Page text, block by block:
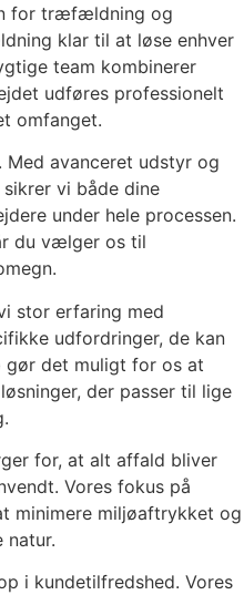
for træfældning og
klar til at løse enhver
team kombinerer
udføres professionelt
omfanget.
avanceret udstyr og
vi både dine
under hele processen.
du vælger os til
stor erfaring med
udfordringer, de kan
gør det muligt for os at
der passer til lige
for, at alt affald bliver
Vores fokus på
minimere miljøaftrykket og
natur.
i kundetilfredshed. Vores